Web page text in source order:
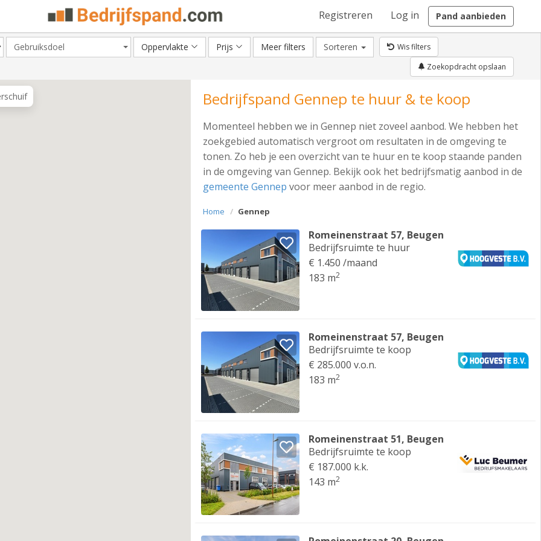
Registreren Log in Pand aanbieden
Gebruiksdoel Oppervlakte Prijs Meer filters Sorteren
Wis filters
Zoekopdracht opslaan
Bedrijfspand Gennep te huur & te koop
Momenteel hebben we in Gennep niet zoveel aanbod. We hebben het
zoekgebied automatisch vergroot om resultaten in de omgeving te
tonen. Zo heb je een overzicht van te huur en te koop staande panden
in de omgeving van Gennep. Bekijk ook het bedrijfsmatig aanbod in de
gemeente Gennep voor meer aanbod in de regio.
Home Gennep
Romeinenstraat 57, Beugen
Bedrijfsruimte te huur
€ 1.450 /maand
183 m2
Romeinenstraat 57, Beugen
Bedrijfsruimte te koop
€ 285.000 v.o.n.
183 m2
Romeinenstraat 51, Beugen
Bedrijfsruimte te koop
€ 187.000 k.k.
143 m2